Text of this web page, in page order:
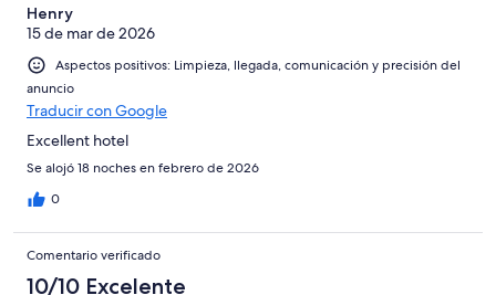
Henry
15 de mar de 2026
Aspectos positivos: Limpieza, llegada, comunicación y precisión del
anuncio
Traducir con Google
Excellent hotel
Se alojó 18 noches en febrero de 2026
0
Comentario verificado
10/10 Excelente